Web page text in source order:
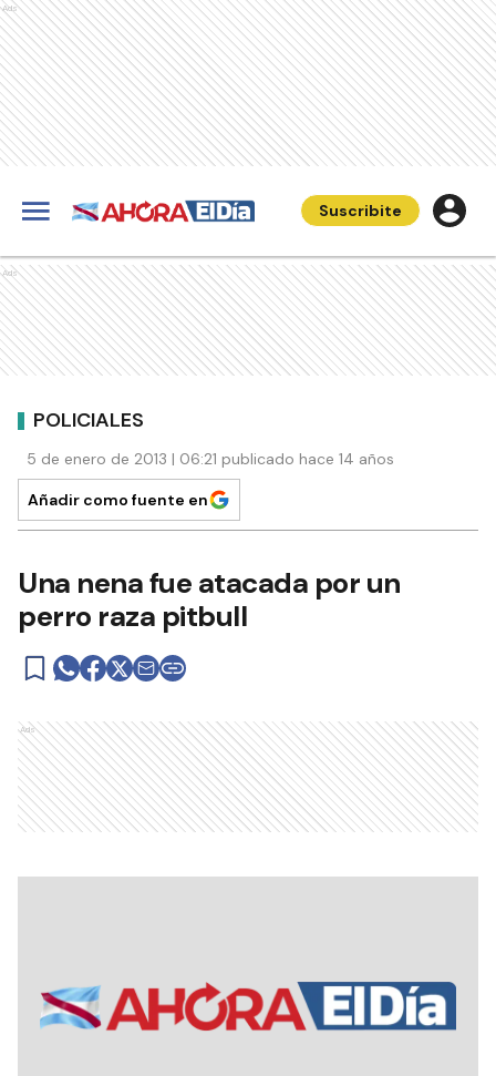
Ads
Suscribite
Ads
POLICIALES
5 de enero de 2013 | 06:21 publicado hace 14 años
Añadir como fuente en
Una nena fue atacada por un
perro raza pitbull
Ads